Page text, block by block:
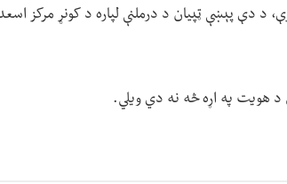
د دې پېښې ټپیان د درملنې لپاره د کونړ مرکز
د هویت په اړه څه نه دي ویلي.